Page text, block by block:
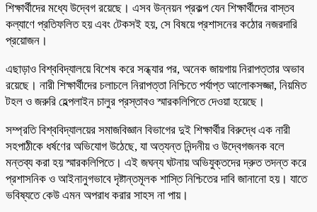
শিক্ষার্থীদের মধ্যে উদ্বেগ রয়েছে। এসব উন্নয়ন প্রকল্প যেন শিক্ষার্থীদের বাস্তব
কল্যাণে প্রতিফলিত হয় এবং টেকসই হয়, সে বিষয়ে প্রশাসনের কঠোর নজরদারি
প্রয়োজন।
এছাড়াও বিশ্ববিদ্যালয়ে বিশেষ করে সন্ধ্যার পর, অনেক জায়গায় নিরাপত্তার অভাব
রয়েছে। নারী শিক্ষার্থীদের চলাচলে নিরাপত্তা নিশ্চিতে পর্যাপ্ত আলোকসজ্জা, নিয়মিত
টহল ও জরুরি হেল্পলাইন চালুর প্রস্তাবও স্মারকলিপিতে দেওয়া হয়েছে।
সম্প্রতি বিশ্ববিদ্যালয়ের সমাজবিজ্ঞান বিভাগের দুই শিক্ষার্থীর বিরুদ্ধে এক নারী
সহপাঠীকে ধর্ষণের অভিযোগ উঠেছে, যা অত্যন্ত নিন্দনীয় ও উদ্বেগজনক বলে
মন্তব্য করা হয় স্মারকলিপিতে। এই জঘন্য ঘটনায় অভিযুক্তদের দ্রুত তদন্ত করে
প্রশাসনিক ও আইনানুগভাবে দৃষ্টান্তমূলক শাস্তি নিশ্চিতের দাবি জানানো হয়। যাতে
ভবিষ্যতে কেউ এমন অপরাধ করার সাহস না পায়।